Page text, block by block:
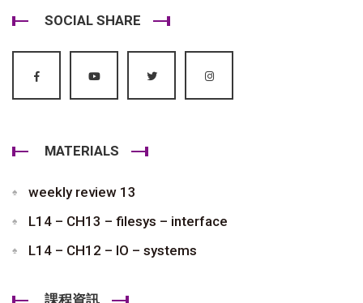
SOCIAL SHARE
MATERIALS
weekly review 13
L14 – CH13 – filesys – interface
L14 – CH12 – IO – systems
課程資訊